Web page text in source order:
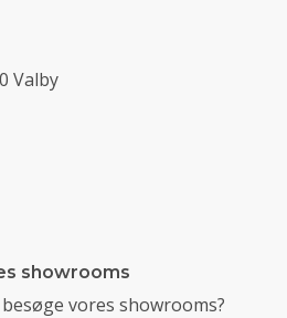
Valby
showrooms
vores showrooms?